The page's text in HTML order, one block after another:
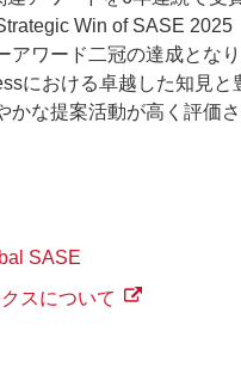
Win of SASE
アワード二冠の達成とな
における卓越した知見
かな提案活動が高く評価さ
SASE
スについて